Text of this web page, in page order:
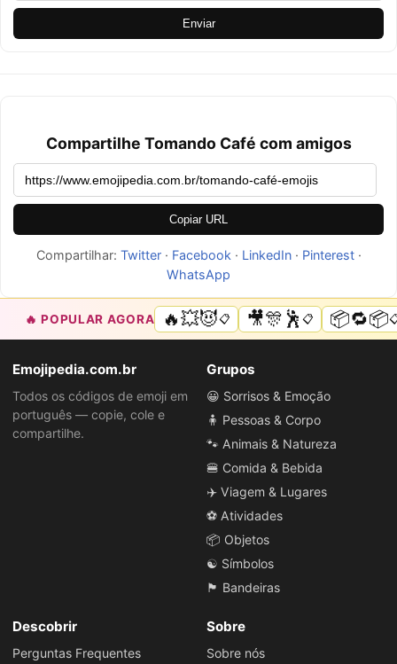
Enviar
Compartilhe Tomando Café com amigos
Copiar URL
Compartilhar: Twitter· Facebook · LinkedIn· Pinterest·
WhatsApp
🔥 POPULAR AGORA 🔥💥😈📋 🎥🎊🕺📋 📦🔁📦
Emojipedia.com.br
Todos os códigos de emoji em
português — copie, cole e
compartilhe.
Grupos
😀 Sorrisos & Emoção
🧍 Pessoas & Corpo
🐾 Animais & Natureza
🍔 Comida & Bebida
✈️ Viagem & Lugares
⚽ Atividades
📦 Objetos
☯️ Símbolos
🏴 Bandeiras
Descobrir
Perguntas Frequentes
Sobre
Sobre nós